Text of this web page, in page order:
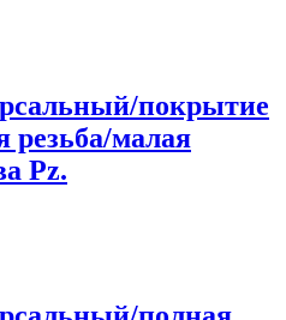
покрытие
резьба/малая
Pz.